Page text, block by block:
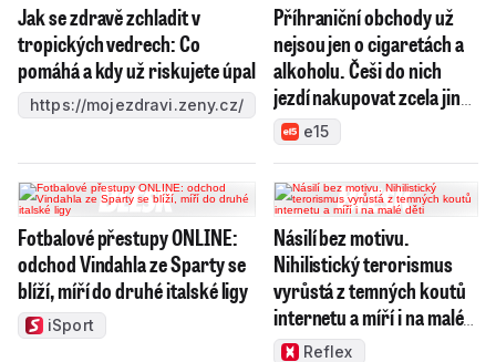
Jak se zdravě zchladit v
tropických vedrech: Co
pomáhá a kdy už riskujete úpal
https://mojezdravi.zeny.cz/
Příhraniční obchody už
nejsou jen o cigaretách a
alkoholu. Češi do nich
jezdí nakupovat zcela jiné
zbožíe15
Fotbalové přestupy ONLINE:
odchod Vindahla ze Sparty se
blíží, míří do druhé italské ligy
iSport
Násilí bez motivu.
Nihilistický terorismus
vyrůstá z temných koutů
internetu a míří i na malé
dětiReflex